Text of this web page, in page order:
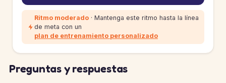
Ritmo moderado · Mantenga este ritmo hasta la línea
de meta con un
plan de entrenamiento personalizado
Preguntas y respuestas